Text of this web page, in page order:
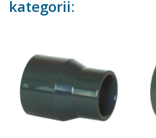
kategorii: